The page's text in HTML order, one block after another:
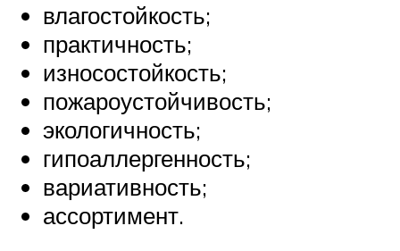
влагостойкость;
практичность;
износостойкость;
пожароустойчивость;
экологичность;
гипоаллергенность;
вариативность;
ассортимент.